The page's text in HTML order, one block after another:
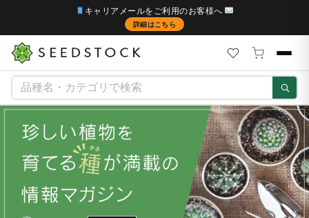
キャリアメールをご利用のお客様へ
詳細はこちら
Skip